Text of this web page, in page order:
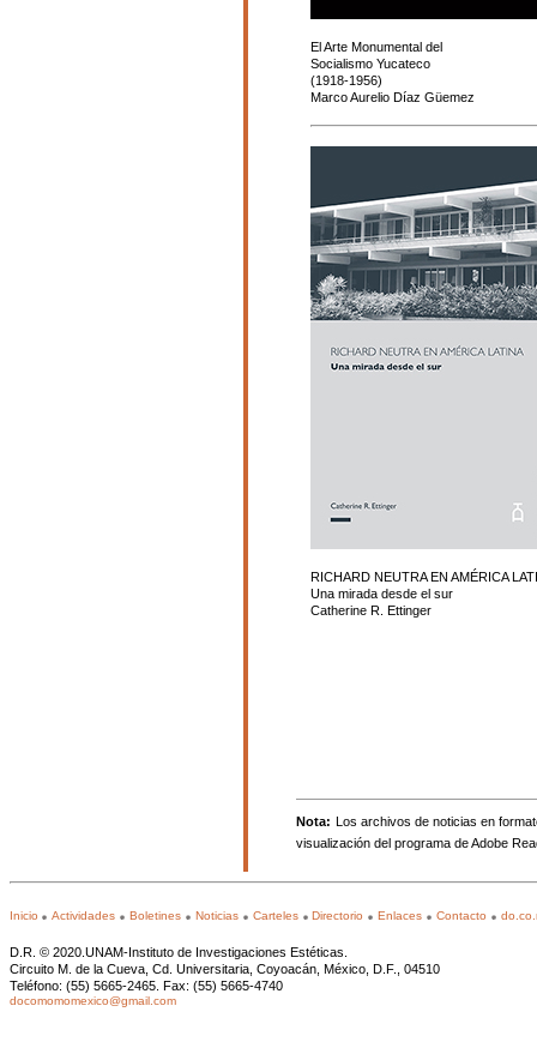
El Arte Monumental del
Socialismo Yucateco
(1918-1956)
Marco Aurelio Díaz Güemez
RICHARD NEUTRA EN AMÉRICA
Una mirada desde el sur
Catherine R. Ettinger
Nota: Los archivos de noticias en
visualización del programa de Adobe
Inicio Actividades Boletines Noticias Carteles Directorio Enlaces Contacto
D.R. © 2020.UNAM-Instituto de Investigaciones Estéticas.
Circuito M. de la Cueva, Cd. Universitaria, Coyoacán, México, D.F., 04510
Teléfono: (55) 5665-2465. Fax: (55) 5665-4740
docomomomexico@gmail.com